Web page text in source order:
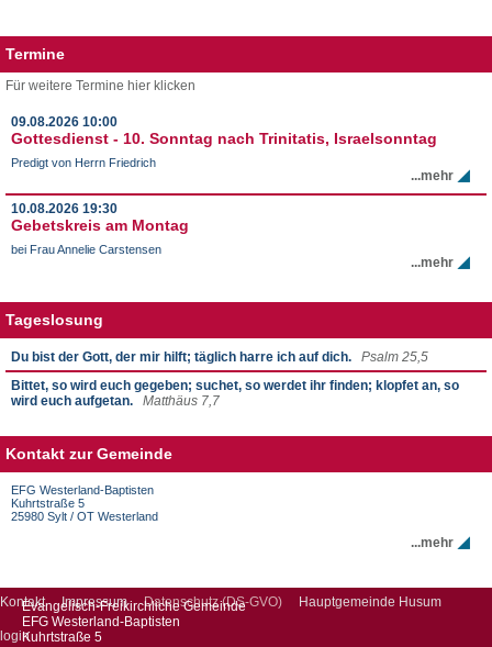
Termine
Für weitere Termine hier klicken
09.08.2026 10:00
Gottesdienst - 10. Sonntag nach Trinitatis, Israelsonntag
Predigt von Herrn Friedrich
...mehr
10.08.2026 19:30
Gebetskreis am Montag
bei Frau Annelie Carstensen
...mehr
Tageslosung
Du bist der Gott, der mir hilft; täglich harre ich auf dich.
Psalm 25,5
Bittet, so wird euch gegeben; suchet, so werdet ihr finden; klopfet an, so
wird euch aufgetan.
Matthäus 7,7
Kontakt zur Gemeinde
EFG Westerland-Baptisten
Kuhrtstraße 5
25980 Sylt / OT Westerland
...mehr
Kontakt Impressum Datenschutz (DS-GVO) Hauptgemeinde Husum
login
Evangelisch-Freikirchliche Gemeinde
EFG Westerland-Baptisten
Kuhrtstraße 5